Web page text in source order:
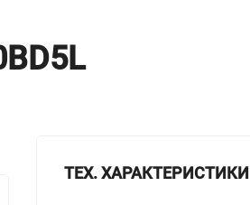
ТЕХ. ХАРАКТЕРИСТИКИ